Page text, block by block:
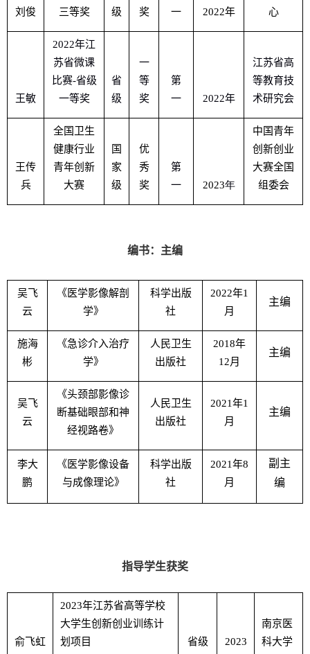
刘俊
三等奖
级
奖
一
2022年
心
王敏
2022年江
苏省微课
比赛-省级
一等奖
省
级
一
等
奖
第
一
2022年
江苏省高
等教育技
术研究会
王传
兵
全国卫生
健康行业
青年创新
大赛
国
家
级
优
秀
奖
第
一
2023年
中国青年
创新创业
大赛全国
组委会
编书：主编
吴飞
云
《医学影像解剖
学》
科学出版
社
2022年1
月
主编
施海
彬
《急诊介入治疗
学》
人民卫生
出版社
2018年
12月
主编
吴飞
云
《头颈部影像诊
断基础眼部和神
经视路卷》
人民卫生
出版社
2021年1
月
主编
李大
鹏
《医学影像设备
与成像理论》
科学出版
社
2021年8
月
副主
编
指导学生获奖
俞飞虹
2023年江苏省高等学校
大学生创新创业训练计
划项目
省级 2023
南京医
科大学